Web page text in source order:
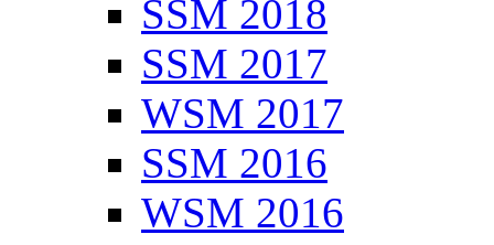
SSM 2018
SSM 2017
WSM 2017
SSM 2016
WSM 2016